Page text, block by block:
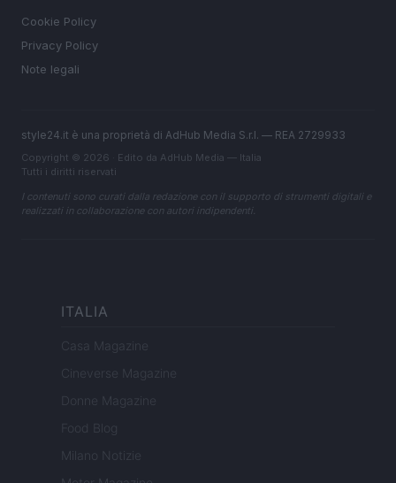
Cookie Policy
Privacy Policy
Note legali
style24.it è una proprietà di AdHub Media S.r.l. — REA 2729933
Copyright © 2026 · Edito da AdHub Media — Italia
Tutti i diritti riservati
I contenuti sono curati dalla redazione con il supporto di strumenti digitali e
realizzati in collaborazione con autori indipendenti.
ITALIA
Casa Magazine
Cineverse Magazine
Donne Magazine
Food Blog
Milano Notizie